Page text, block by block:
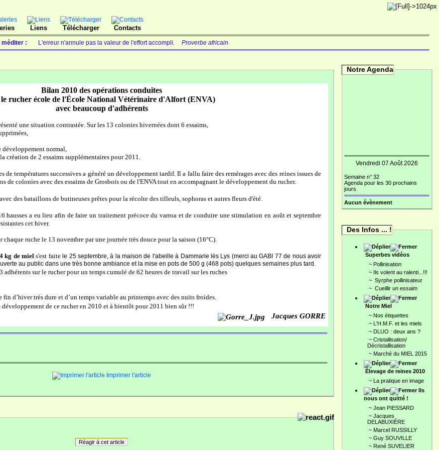
Liens Télécharger Contacts
méditer : L'erreur n'annule pas la valeur de l'effort accompli. Proverbe africain
Bilan 2010 des opérations conduites
rucher école de l'École National Vétérinaire d'Alfort (ENVA)
avec beaucoup d'adhérents
une situation contrastée. Sur les 13 colonies hivernées dont 6 essaims,
développement normal,
création de 2 essaims supplémentaires pour 2011.
de températures successives a généré un développement tardif. Il a fallu faire des remérages avec des reines issues de
de colonies avec des essaims de Grosbois ou de l'ENVA tout en accompagnant le développement du rucher.
des bataillons de butineuses prêtes pour la récolte des tilleuls, sophoras et autres fleurs d'été.
hausses a eu lieu afin de faire un traitement précoce du varroa et de conduire une stimulation en août et septembre
cet hiver.
chaque ruche le 13 novembre par une journée très douce pour la saison (16°C).
kg de miels'est faite le 25 septembre, à la maison de l'abeille à Dammarie lès Lys (merci au GABI 77 de nous avoir
au public dans une très bonne ambiance et la mise en pots de 500 g (468 pots) quelques semaines plus tard.
sur le rucher pour un temps cumulé de 62 heures de travail sur les ruches
fin d’hiver très dure et d’un temps variable au printemps avec des nuits froides.
de ce rucher en 2010 et à bientôt pour 2011 bien sûr !!!
Jacques GORRE
Imprimer l'article
Réagir à cet article
Notre Agenda
Vendredi 07 Août 2026
Semaine n° 32
Agenda pour les 30 prochains
jours
Aucun évènement
Des Infos ... !
Superbes vidéos
~ Pollinisation
~ Ils volent au ralenti...!!!
~ Syrphe pollinisateur
~ Cueillir un essaim
Notre Miel
~ Nos étiquettes
~ L'H.M.F. et les miels
~ DLUO : deux ans ?
~ Cristallisation/
Décristallisation
~ Marché du MIEL 2015
Élevage de reines 2010
~ La pratique en image
Ils
nous ont quitté !
~ Jean PIESSARD
~ Jacques
DELABUXIÈRE
~ Marcel RUSSILLY
~ Guy SOUVILLE
~ René SUVELIER